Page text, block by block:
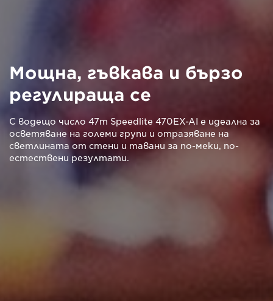
Мощна, гъвкава и бързо
регулираща се
С водещо число 47m Speedlite 470EX-AI е идеална за
осветяване на големи групи и отразяване на
светлината от стени и тавани за по-меки, по-
естествени резултати.